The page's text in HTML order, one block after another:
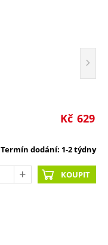
629
Kč
Termín dodání: 1-2 týdny
KOUPIT